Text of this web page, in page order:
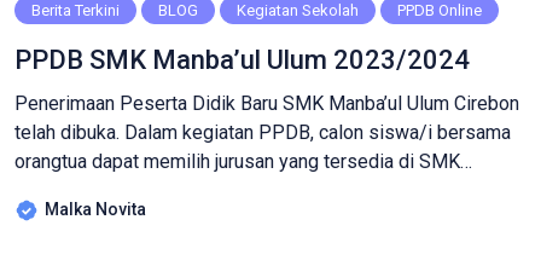
Berita Terkini BLOG Kegiatan Sekolah PPDB Online
PPDB SMK Manba’ul Ulum 2023/2024
Penerimaan Peserta Didik Baru SMK Manba’ul Ulum Cirebon
telah dibuka. Dalam kegiatan PPDB, calon siswa/i bersama
orangtua dapat memilih jurusan yang tersedia di SMK
Otomatisasi Tata Kelola Perkantoran, Farmasi Klinik dan
Malka Novita